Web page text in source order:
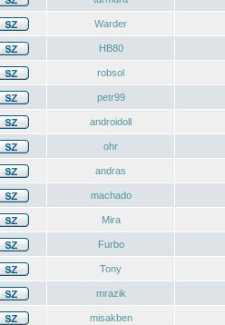
Warder
HB80
robsol
petr99
androidoll
ohr
andras
machado
Mira
Furbo
Tony
mrazik
misakben